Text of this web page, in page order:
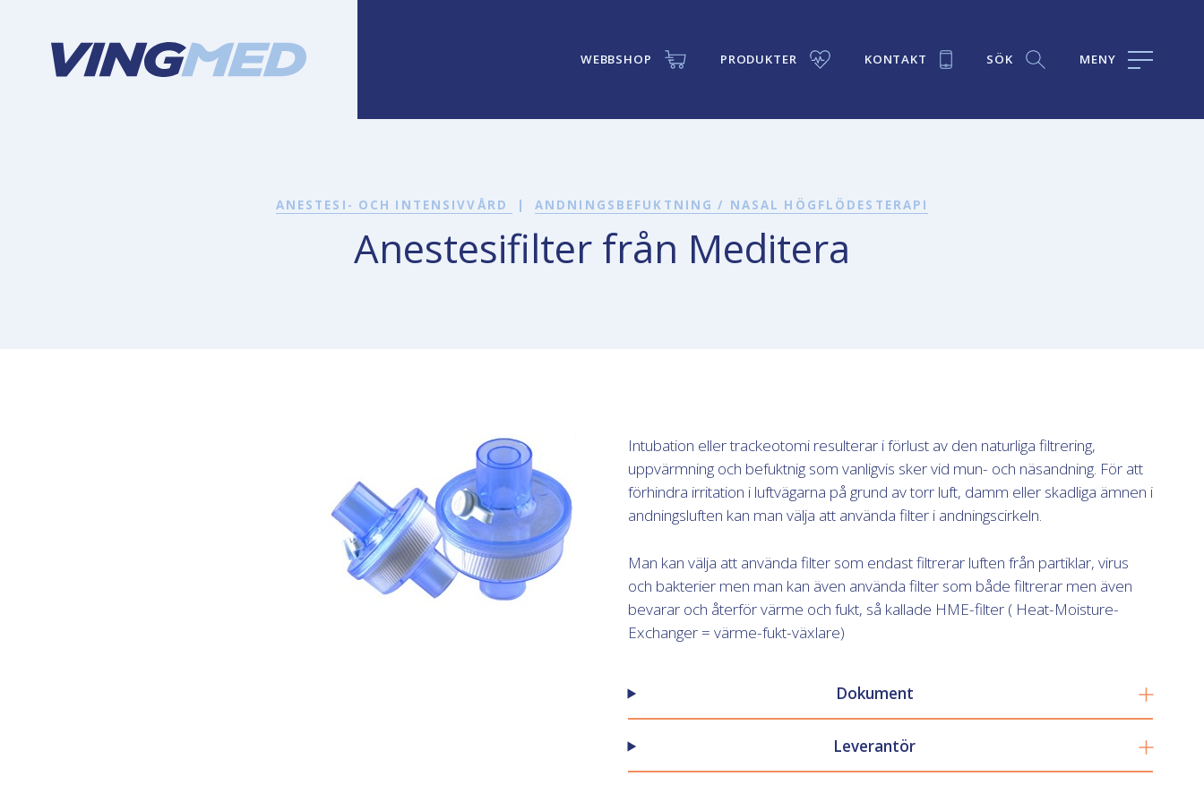
WEBBSHOP PRODUKTER KONTAKT SÖK MENY
ANESTESI- OCH INTENSIVVÅRD ANDNINGSBEFUKTNING / NASAL HÖGFLÖDESTERAPI
Anestesifilter från Meditera
Intubation eller trackeotomi resulterar i förlust av den naturliga filtrering,
uppvärmning och befuktnig som vanligvis sker vid mun- och näsandning. För att
förhindra irritation i luftvägarna på grund av torr luft, damm eller skadliga ämnen i
andningsluften kan man välja att använda filter i andningscirkeln.
Man kan välja att använda filter som endast filtrerar luften från partiklar, virus
och bakterier men man kan även använda filter som både filtrerar men även
bevarar och återför värme och fukt, så kallade HME-filter ( Heat-Moisture-
Exchanger = värme-fukt-växlare)
Dokument
Leverantör